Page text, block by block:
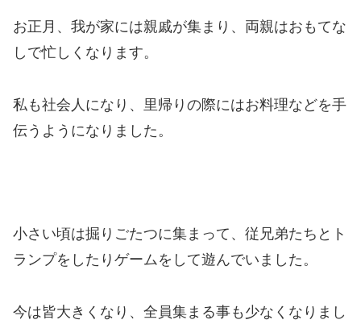
お正月、我が家には親戚が集まり、両親はおもてな
しで忙しくなります。
私も社会人になり、里帰りの際にはお料理などを手
伝うようになりました。
小さい頃は掘りごたつに集まって、従兄弟たちとト
ランプをしたりゲームをして遊んでいました。
今は皆大きくなり、全員集まる事も少なくなりまし